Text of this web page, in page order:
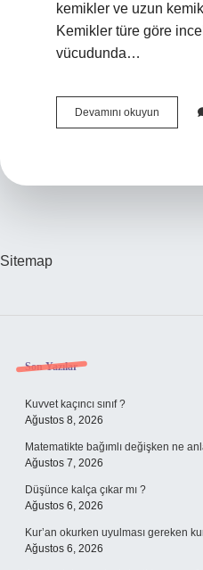
kemikler ve uzun
Kemikler türe göre
vücudunda…
Devamını okuyun
Nedir
Sitemap
Sidebar
Son Yazılar
Kuvvet kaçıncı sınıf ?
Ağustos 8, 2026
Matematikte bağımlı değişken ne
Ağustos 7, 2026
Düşünce kalça çıkar mı ?
Ağustos 6, 2026
Kur’an okurken uyulması gereken
Ağustos 6, 2026